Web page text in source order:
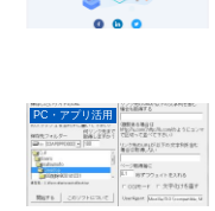
PC・アプリ活用